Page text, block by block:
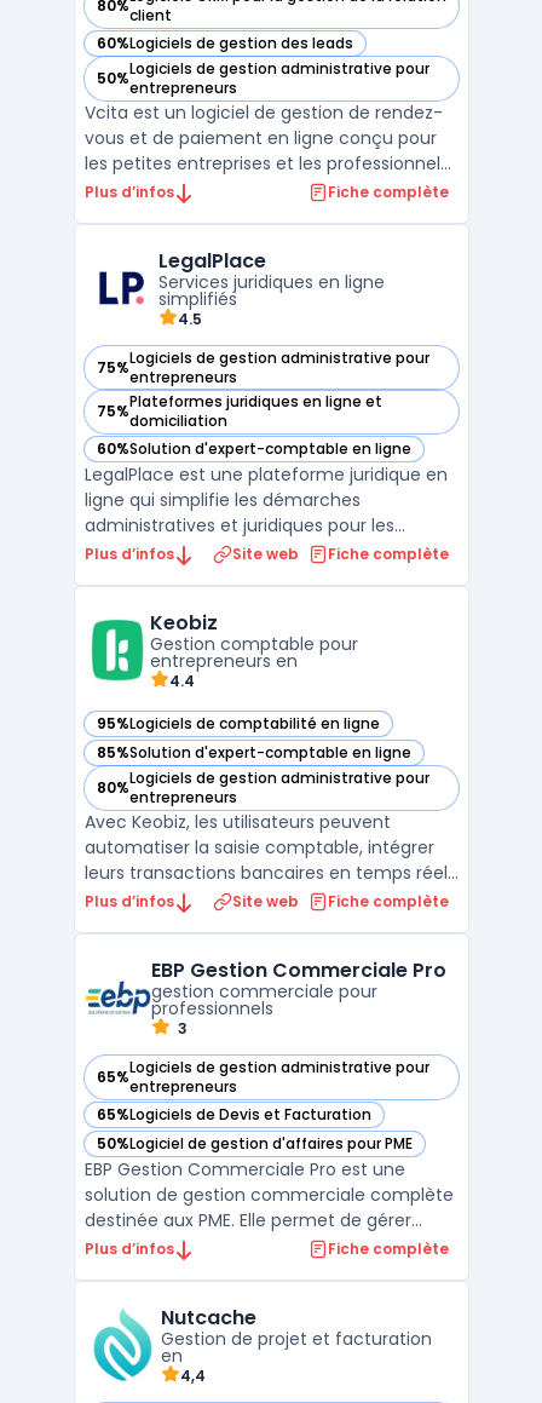
80%client
— voir vcita dans cette catégorie
60%Logiciels de gestion des leads
— voir vcita dans cette catégorie
50%Logiciels de gestion administrative pour
entrepreneurs
— voir vcita dans cette catégorie
Vcita est un logiciel de gestion de rendez-
vous et de paiement en ligne conçu pour
les petites entreprises et les professionnels
indépendants. Il offre une gamme
avec leurs clients et à automatiser les
tâches admini ...
Plus d’infos Fiche complète
LegalPlace
Services juridiques en ligne
simplifiés
4.5
75%Logiciels de gestion administrative pour
entrepreneurs
— voir LegalPlace dans cette catégorie
75%Plateformes juridiques en ligne et
domiciliation
— voir LegalPlace dans cette catégorie
60%Solution d'expert-comptable en ligne
— voir LegalPlace dans cette catégorie
LegalPlace est une plateforme juridique en
ligne qui simplifie les démarches
administratives et juridiques pour les
entrepreneurs, professionnels et
la domiciliation d'entreprise, la gestion des
contrats et ...
Plus d’infos Site web Fiche complète
Keobiz
Gestion comptable pour
entrepreneurs en
4.4
95%Logiciels de comptabilité en ligne
— voir Keobiz dans cette catégorie
85%Solution d'expert-comptable en ligne
— voir Keobiz dans cette catégorie
80%Logiciels de gestion administrative pour
entrepreneurs
— voir Keobiz dans cette catégorie
Avec Keobiz, les utilisateurs peuvent
automatiser la saisie comptable, intégrer
leurs transactions bancaires en temps réel,
gérer la paie avec précision et suivre leur
performant, permettant de créer et
envoyer des de ...
Plus d’infos Site web Fiche complète
EBP Gestion Commerciale Pro
gestion commerciale pour
professionnels
3
65%Logiciels de gestion administrative pour
entrepreneurs
— voir EBP Gestion Commerciale Pro dans cette catégorie
65%Logiciels de Devis et Facturation
— voir EBP Gestion Commerciale Pro dans cette catégorie
50%Logiciel de gestion d'affaires pour PME
— voir EBP Gestion Commerciale Pro dans cette catégorie
EBP Gestion Commerciale Pro est une
solution de gestion commerciale complète
destinée aux PME. Elle permet de gérer
efficacement les devis, les commandes, la
Customer Relationship Management pour
gérer les relations avec le ...
Plus d’infos Fiche complète
Nutcache
Gestion de projet et facturation
en
4,4